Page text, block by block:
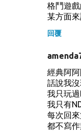
格鬥遊
某方面來
回覆
經典阿
話說我
我只玩過
我只有
每次回
都不寫